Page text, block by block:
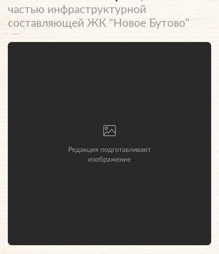
частью инфраструктурной
составляющей ЖК "Новое Бутово"